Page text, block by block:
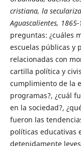
cristiana, la
Aguascalientes,
preguntas: ¿cuáles
escuelas públicas y
relacionadas con
cartilla política y
cumplimiento de la
programas?, ¿cuál
en la sociedad?,
fueron las
políticas educativas
detenidamente